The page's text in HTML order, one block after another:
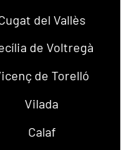
del Vallès
de Voltregà
de Torelló
Vilada
Calaf